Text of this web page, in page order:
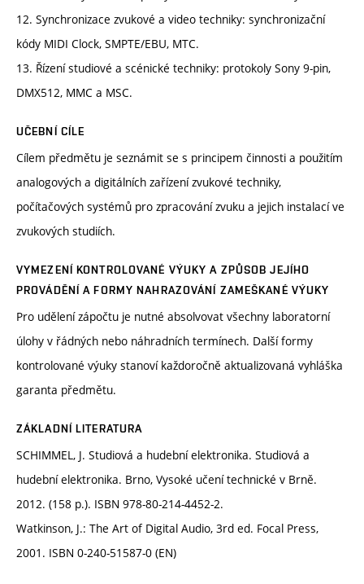
12. Synchronizace zvukové a video techniky: synchronizační
kódy MIDI Clock, SMPTE/EBU, MTC.
13. Řízení studiové a scénické techniky: protokoly Sony 9-pin,
DMX512, MMC a MSC.
UČEBNÍ CÍLE
Cílem předmětu je seznámit se s principem činnosti a použitím
analogových a digitálních zařízení zvukové techniky,
počítačových systémů pro zpracování zvuku a jejich instalací ve
zvukových studiích.
VYMEZENÍ KONTROLOVANÉ VÝUKY A ZPŮSOB JEJÍHO
PROVÁDĚNÍ A FORMY NAHRAZOVÁNÍ ZAMEŠKANÉ VÝUKY
Pro udělení zápočtu je nutné absolvovat všechny laboratorní
úlohy v řádných nebo náhradních termínech. Další formy
kontrolované výuky stanoví každoročně aktualizovaná vyhláška
garanta předmětu.
ZÁKLADNÍ LITERATURA
SCHIMMEL, J. Studiová a hudební elektronika. Studiová a
hudební elektronika. Brno, Vysoké učení technické v Brně.
2012. (158 p.). ISBN 978-80-214-4452-2.
Watkinson, J.: The Art of Digital Audio, 3rd ed. Focal Press,
2001. ISBN 0-240-51587-0 (EN)